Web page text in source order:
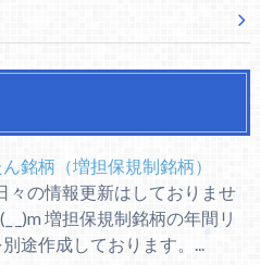
銘柄（増担保規制銘柄）
々の情報更新はしておりませ
_)m 増担保規制銘柄の年間リ
途作成しております。...